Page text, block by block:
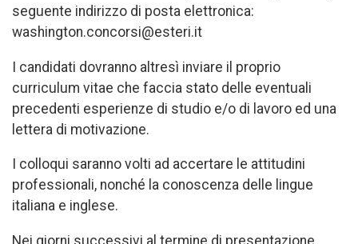
seguente indirizzo di posta elettronica:
washington.concorsi@esteri.it
I candidati dovranno altresì inviare il proprio
curriculum vitae che faccia stato delle eventuali
precedenti esperienze di studio e/o di lavoro ed una
lettera di motivazione.
I colloqui saranno volti ad accertare le attitudini
professionali, nonché la conoscenza delle lingue
italiana e inglese.